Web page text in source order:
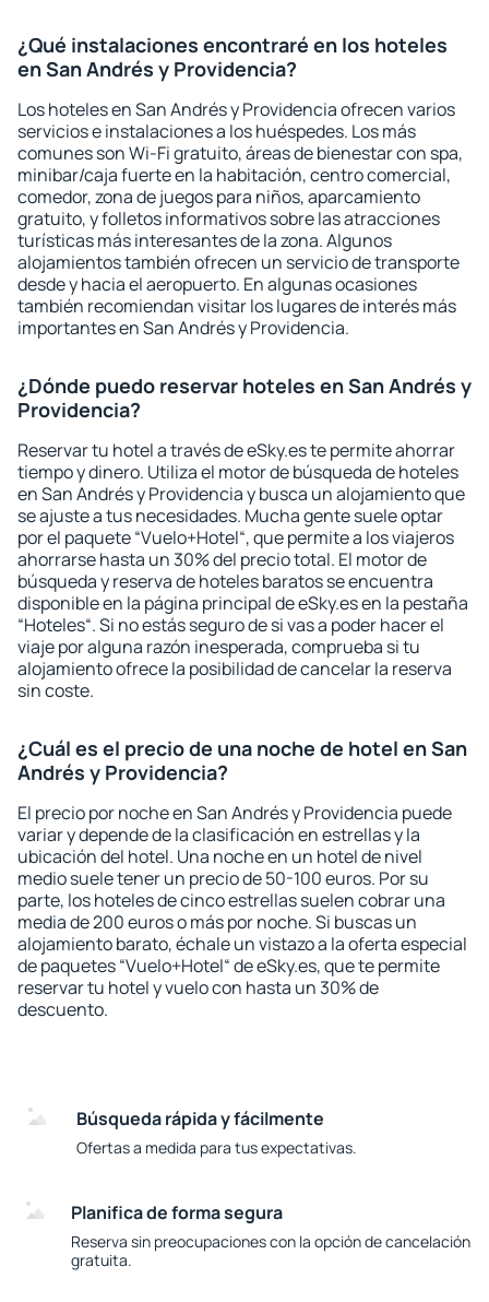
¿Qué instalaciones encontraré en los hoteles
en San Andrés y Providencia?
Los hoteles en San Andrés y Providencia ofrecen varios
servicios e instalaciones a los huéspedes. Los más
comunes son Wi-Fi gratuito, áreas de bienestar con spa,
minibar/caja fuerte en la habitación, centro comercial,
comedor, zona de juegos para niños, aparcamiento
gratuito, y folletos informativos sobre las atracciones
turísticas más interesantes de la zona. Algunos
alojamientos también ofrecen un servicio de transporte
desde y hacia el aeropuerto. En algunas ocasiones
también recomiendan visitar los lugares de interés más
importantes en San Andrés y Providencia.
¿Dónde puedo reservar hoteles en San Andrés y
Providencia?
Reservar tu hotel a través de eSky.es te permite ahorrar
tiempo y dinero. Utiliza el motor de búsqueda de hoteles
en San Andrés y Providencia y busca un alojamiento que
se ajuste a tus necesidades. Mucha gente suele optar
por el paquete “Vuelo+Hotel“, que permite a los viajeros
ahorrarse hasta un 30% del precio total. El motor de
búsqueda y reserva de hoteles baratos se encuentra
disponible en la página principal de eSky.es en la pestaña
“Hoteles“. Si no estás seguro de si vas a poder hacer el
viaje por alguna razón inesperada, comprueba si tu
alojamiento ofrece la posibilidad de cancelar la reserva
sin coste.
¿Cuál es el precio de una noche de hotel en San
Andrés y Providencia?
El precio por noche en San Andrés y Providencia puede
variar y depende de la clasificación en estrellas y la
ubicación del hotel. Una noche en un hotel de nivel
medio suele tener un precio de 50-100 euros. Por su
parte, los hoteles de cinco estrellas suelen cobrar una
media de 200 euros o más por noche. Si buscas un
alojamiento barato, échale un vistazo a la oferta especial
de paquetes “Vuelo+Hotel“ de eSky.es, que te permite
reservar tu hotel y vuelo con hasta un 30% de
descuento.
Búsqueda rápida y fácilmente
Ofertas a medida para tus expectativas.
Planifica de forma segura
Reserva sin preocupaciones con la opción de cancelación
gratuita.